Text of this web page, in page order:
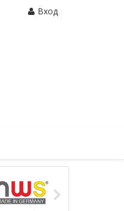
Вход